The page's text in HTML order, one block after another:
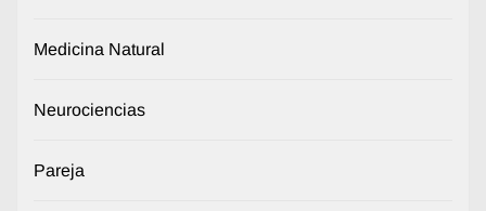
Medicina Natural
Neurociencias
Pareja